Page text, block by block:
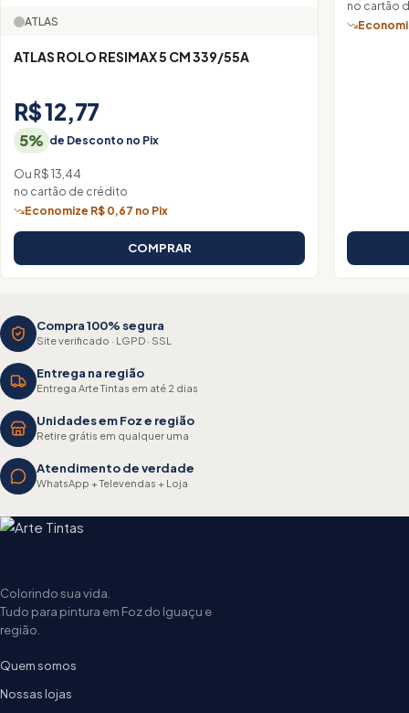
ATLAS
ATLAS ROLO RESIMAX 5 CM 339/55A
R$ 12,77
5% de Desconto no Pix
Ou R$ 13,44
no cartão de crédito
Economize R$ 0,67 no Pix
COMPRAR
no cartão
Compra 100% segura
Site verificado · LGPD · SSL
Entrega na região
Entrega Arte Tintas em até 2 dias
Unidades em Foz e região
Retire grátis em qualquer uma
Atendimento de verdade
WhatsApp + Televendas + Loja
Colorindo sua vida.
Tudo para pintura em Foz do Iguaçu e
região.
Quem somos
Nossas lojas